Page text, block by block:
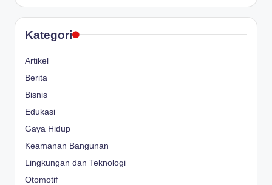
Kategori
Artikel
Berita
Bisnis
Edukasi
Gaya Hidup
Keamanan Bangunan
Lingkungan dan Teknologi
Otomotif